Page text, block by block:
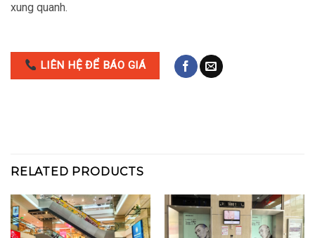
xung quanh.
LIÊN HỆ ĐỂ BÁO GIÁ
RELATED PRODUCTS